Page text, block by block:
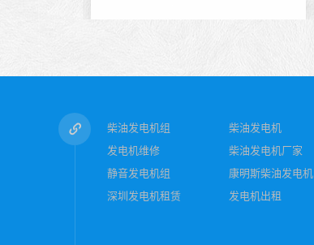
柴油发电机组 柴油发电机
发电机维修
柴油发电机厂家
静音发电机组
康明斯柴油发电机
深圳发电机租赁
发电机出租